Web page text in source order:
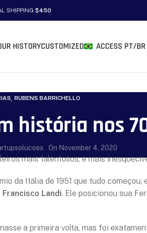
SHIPPING $450
HISTORYCUSTOMIZED ACCESS PT/BR
, RUBENS BARRICHELLO
história nos
On November 4, 2020
mais talentosos, e mais
da Itália de 1951 que tudo começou,
Francisco Landi. Ele posicionou sua
a primeira volta, mas foi